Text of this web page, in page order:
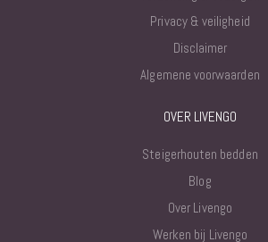
Privacy & veiligheid
Disclaimer
Algemene voorwaarden
OVER LIVENGO
Steigerhouten bedden
Blog
Over Livengo
Werken bij Livengo